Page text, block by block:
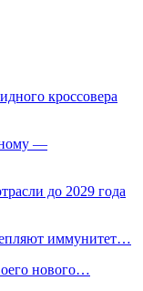
кроссовера
—
до 2029 года
иммунитет…
нового…